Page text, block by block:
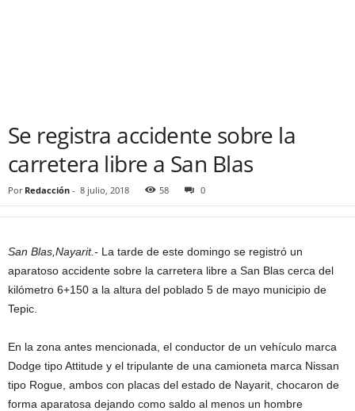
Se registra accidente sobre la
carretera libre a San Blas
Por Redacción - 8 julio, 2018 58 0
San Blas,Nayarit.- La tarde de este domingo se registró un
aparatoso accidente sobre la carretera libre a San Blas cerca del
kilómetro 6+150 a la altura del poblado 5 de mayo municipio de
Tepic.
En la zona antes mencionada, el conductor de un vehículo marca
Dodge tipo Attitude y el tripulante de una camioneta marca Nissan
tipo Rogue, ambos con placas del estado de Nayarit, chocaron de
forma aparatosa dejando como saldo al menos un hombre